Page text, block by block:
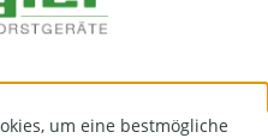
um eine bestmögliche